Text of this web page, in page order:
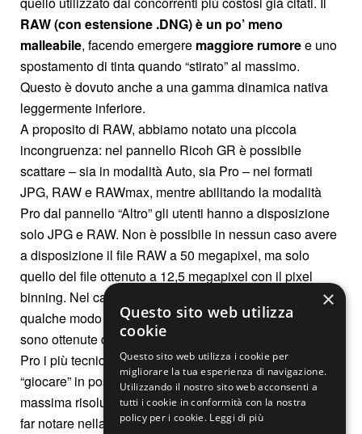
RAW (con estensione .DNG) è un po’ meno
malleabile, facendo emergere maggiore rumoree uno
spostamento di tinta quando “stirato” al massimo.
Questo è dovuto anche a una gamma dinamica nativa
leggermente inferiore.
A proposito di RAW, abbiamo notato una piccola
incongruenza: nel pannello Ricoh GR è possibile
scattare – sia in modalità Auto, sia Pro – nei formati
JPG, RAW e RAWmax, mentre abilitando la modalità
Pro dal pannello “Altro” gli utenti hanno a disposizione
solo JPG e RAW. Non è possibile in nessun caso avere
a disposizione il file RAW a 50 megapixel, ma solo
quello del file ottenuto a 12,5 megapixel con il pixel
binning. Nel caso della modalità Ricoh GR la cosa ha in
qualche modo senso (in quanto entrambe le “focali”
sono ottenute da un ritaglio), ma nel caso della modalità
Pro i più tecnici forse si aspetterebbero di poter
“giocare” in post produzione anche con i file alla
massima risoluzione. Come abbiamo già avuto modo di
far notare nella recensione dell’Oppo Find X9 Pro,
×
Questo sito web utilizza
cookie
Questo sito web utilizza i cookie per
migliorare la tua esperienza di navigazione.
Utilizzando il nostro sito web acconsenti a
tutti i cookie in conformità con la nostra
policy per i cookie. Leggi di più